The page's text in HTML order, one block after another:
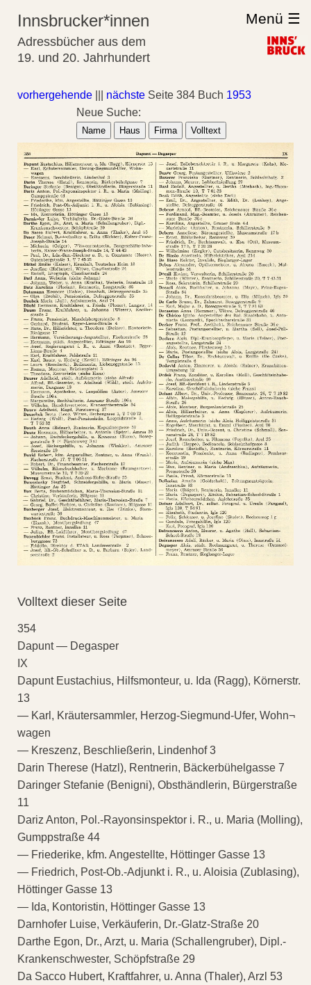
Innsbrucker*innen
Adressbücher aus dem
19. und 20. Jahrhundert
Menü ☰
vorhergehende nächste Seite 384 Buch 1953
Neue Suche:
Name Haus Firma Volltext
Volltext dieser Seite
354
Dapunt — Degasper
IX
Dapunt Eustachius, Hilfsmonteur, u. Ida (Ragg), Körnerstr.
13
— Karl, Kräutersammler, Herzog-Siegmund-Ufer, Wohn¬
wagen
— Kreszenz, Beschließerin, Lindenhof 3
Darin Therese (Hatzl), Rentnerin, Bäckerbühelgasse 7
Daringer Stefanie (Benigni), Obsthändlerin, Bürgerstraße
11
Dariz Anton, Pol.-Rayonsinspektor i. R., u. Maria (Molling),
Gumppstraße 44
— Friederike, kfm. Angestellte, Höttinger Gasse 13
— Friedrich, Post-Ob.-Adjunkt i. R., u. Aloisia (Zublasing),
Höttinger Gasse 13
— Ida, Kontoristin, Höttinger Gasse 13
Darnhofer Luise, Verkäuferin, Dr.-Glatz-Straße 20
Darthe Egon, Dr., Arzt, u. Maria (Schallengruber), Dipl.-
Krankenschwester, Schöpfstraße 29
Da Sacco Hubert, Kraftfahrer, u. Anna (Thaler), Arzl 53